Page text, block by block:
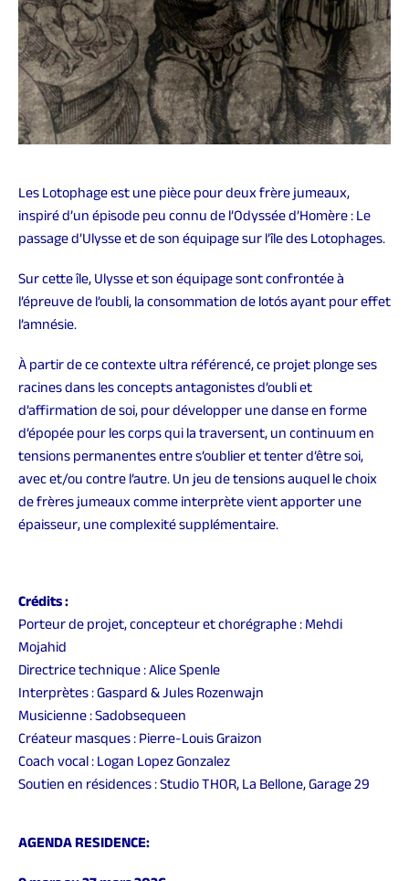
Les Lotophage est une pièce pour deux frère jumeaux,
inspiréd’un épisode peu connu de l’Odyssée d’Homère : Le
passage d’Ulysse et de son équipage sur l’île des Lotophages.
Sur cette île, Ulysse et son équipage sont confrontée à
l’épreuve de l’oubli, la consommation de lotós ayant pour effet
l’amnésie.
À partir de ce contexte ultra référencé, ce projet plonge ses
racines dans les concepts antagonistes d’oubli et
d’affirmation de soi, pour développer une danse en forme
d’épopée pour les corps qui la traversent, un continuum en
tensions permanentes entre s’oublier et tenter d’être soi,
avec et/ou contre l’autre. Un jeu de tensions auquel le choix
de frères jumeaux comme interprète vient apporter une
épaisseur, une complexité supplémentaire.
Crédits :
Porteur de projet, concepteur et chorégraphe : Mehdi
Mojahid
Directrice technique : Alice Spenle
Interprètes : Gaspard & Jules Rozenwajn
Musicienne : Sadobsequeen
Créateur masques : Pierre-Louis Graizon
Coach vocal : Logan Lopez Gonzalez
Soutien en résidences : Studio THOR, La Bellone, Garage 29
AGENDA RESIDENCE: